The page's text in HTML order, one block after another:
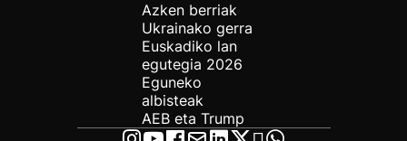
Azken berriak
Ukrainako gerra
Euskadiko lan
egutegia 2026
Eguneko
albisteak
AEB eta Trump